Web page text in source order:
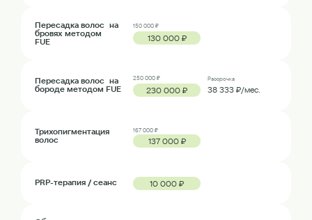
Пересадка волос на
бровях методом
FUE
150 000 ₽
130 000 ₽
Пересадка волос на
бороде методом FUE
250 000 ₽
230 000 ₽
Рассрочка
38 333 ₽/мес.
Трихопигментация
волос
167 000 ₽
137 000 ₽
PRP-терапия / сеанс 10 000 ₽